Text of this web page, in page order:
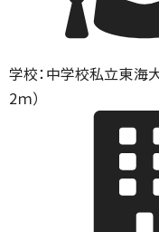
学校：中学校私立東海
2ｍ）